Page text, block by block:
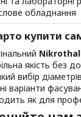
обладнання
купити
Nikrothal
якість без
вибір діаметрів
варіанти
як для